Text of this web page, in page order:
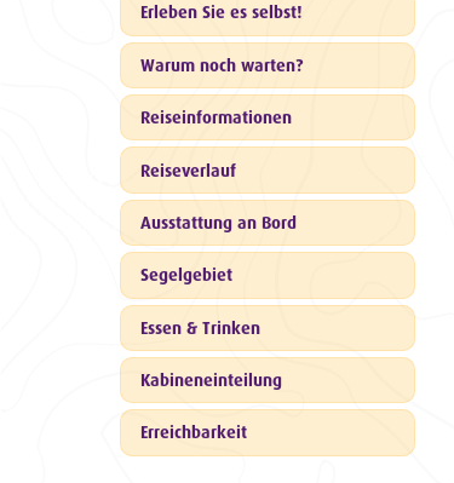
Erleben Sie es selbst!
Warum noch warten?
Reiseinformationen
Reiseverlauf
Ausstattung an Bord
Segelgebiet
Essen & Trinken
Kabineneinteilung
Erreichbarkeit